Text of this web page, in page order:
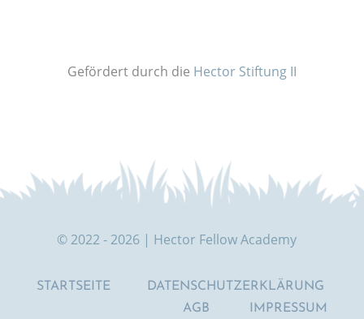
Gefördert durch die Hector Stiftung II
© 2022 - 2026 | Hector Fellow Academy
STARTSEITE
DATENSCHUTZERKLÄRUNG
AGB
IMPRESSUM